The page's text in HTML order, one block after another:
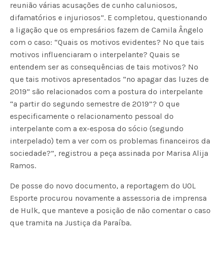
reunião várias acusações de cunho caluniosos,
difamatórios e injuriosos”. E completou, questionando
a ligação que os empresários fazem de Camila Ângelo
com o caso: “Quais os motivos evidentes? No que tais
motivos influenciaram o interpelante? Quais se
entendem ser as consequências de tais motivos? No
que tais motivos apresentados “no apagar das luzes de
2019” são relacionados com a postura do interpelante
“a partir do segundo semestre de 2019”? O que
especificamente o relacionamento pessoal do
interpelante com a ex-esposa do sócio (segundo
interpelado) tem a ver com os problemas financeiros da
sociedade?”, registrou a peça assinada por Marisa Alija
Ramos.
De posse do novo documento, a reportagem do UOL
Esporte procurou novamente a assessoria de imprensa
de Hulk, que manteve a posição de não comentar o caso
que tramita na Justiça da Paraíba.